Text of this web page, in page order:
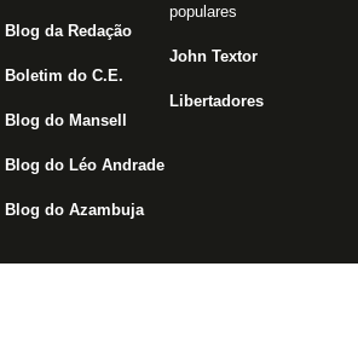
Blog da Redação
Boletim do C.E.
Blog do Mansell
Blog do Léo Andrade
Blog do Azambuja
populares
John Textor
Libertadores